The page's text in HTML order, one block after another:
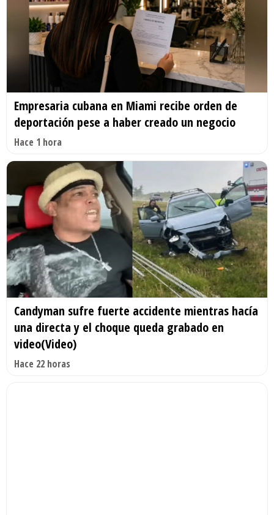
Empresaria cubana en Miami recibe orden de
deportación pese a haber creado un negocio
Hace 1 hora
Candyman sufre fuerte accidente mientras hacía
una directa y el choque queda grabado en
video(Video)
Hace 22 horas